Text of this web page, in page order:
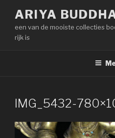
inhoud
springen
ARIYA
een van de mooiste collecties
rijk is
IMG_5432-